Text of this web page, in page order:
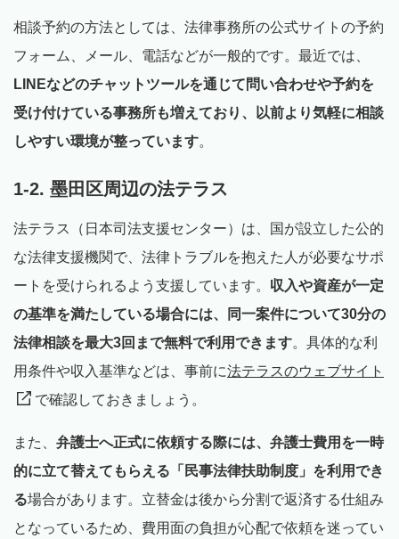
相談予約の方法としては、法律事務所の公式サイトの予約
フォーム、メール、電話などが一般的です。最近では、
LINEなどのチャットツールを通じて問い合わせや予約を
受け付けている事務所も増えており、以前より気軽に相談
しやすい環境が整っています。
1-2. 墨田区周辺の法テラス
法テラス（日本司法支援センター）は、国が設立した公的
な法律支援機関で、法律トラブルを抱えた人が必要なサポ
ートを受けられるよう支援しています。 収入や資産が一定
の基準を満たしている場合には、同一案件について30分の
法律相談を最大3回まで無料で利用できます。具体的な利
用条件や収入基準などは、事前に法テラスのウェブサイト
で確認しておきましょう。
また、 弁護士へ正式に依頼する際には、弁護士費用を一時
的に立て替えてもらえる「民事法律扶助制度」を利用でき
る場合があります。立替金は後から分割で返済する仕組み
となっているため、費用面の負担が心配で依頼を迷ってい